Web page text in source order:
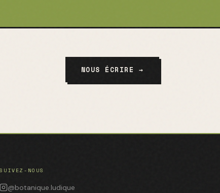
NOUS ÉCRIRE →
SUIVEZ-NOUS
@botanique.ludique